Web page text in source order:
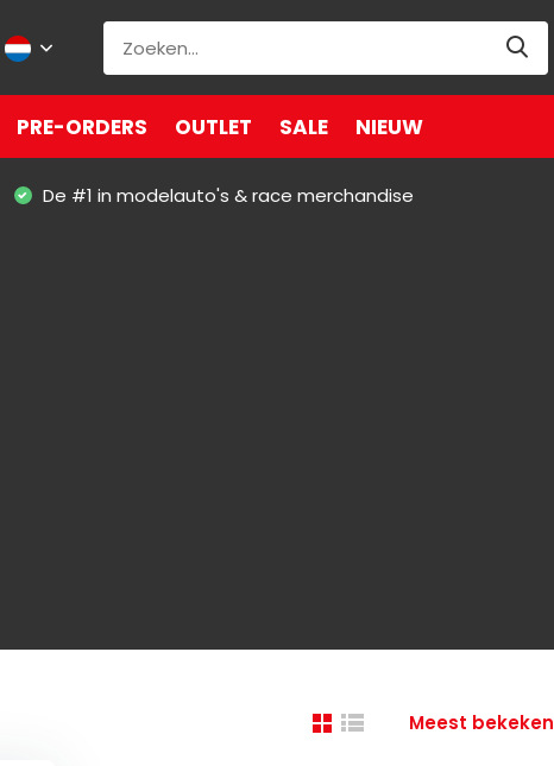
PRE-ORDERS OUTLET SALE NIEUW
De #1 in modelauto's & race merchandise
Meest bekeken